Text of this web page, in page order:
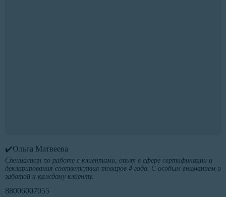
✔️Ольга Матвеева
Специалист по работе с клиентами, опыт в сфере сертификации и
декларирования соответствия товаров 4 года. С особым вниманием и
заботой к каждому клиенту.
88006007055